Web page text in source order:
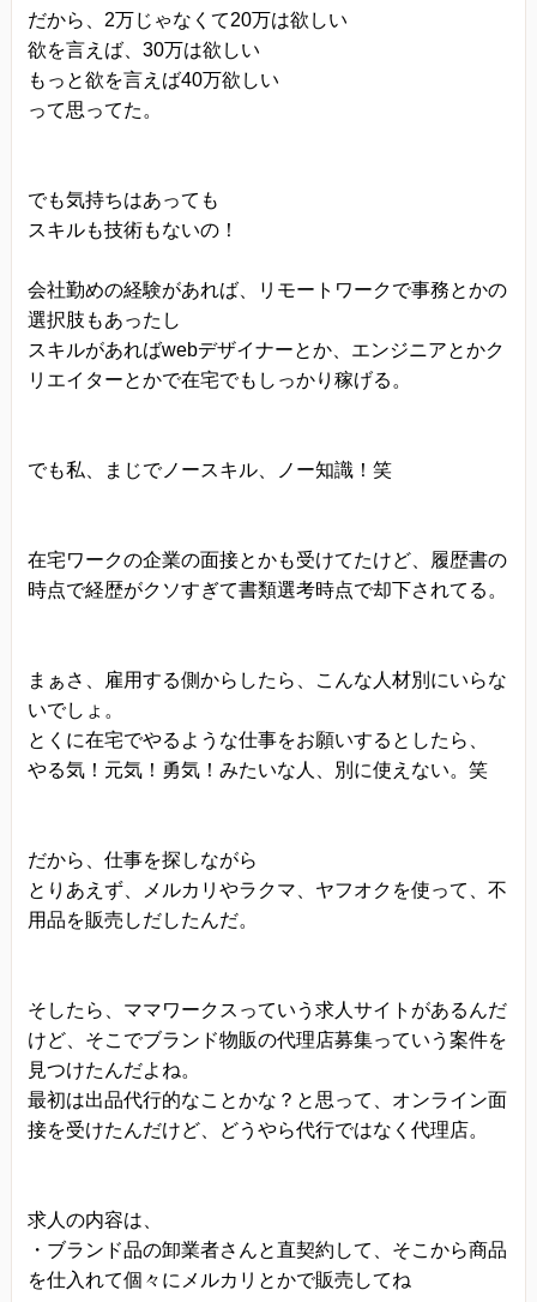
だから、2万じゃなくて20万は欲しい
欲を言えば、30万は欲しい
もっと欲を言えば40万欲しい
って思ってた。
でも気持ちはあっても
スキルも技術もないの！
会社勤めの経験があれば、リモートワークで事務とかの
選択肢もあったし
スキルがあればwebデザイナーとか、エンジニアとかク
リエイターとかで在宅でもしっかり稼げる。
でも私、まじでノースキル、ノー知識！笑
在宅ワークの企業の面接とかも受けてたけど、履歴書の
時点で経歴がクソすぎて書類選考時点で却下されてる。
まぁさ、雇用する側からしたら、こんな人材別にいらな
いでしょ。
とくに在宅でやるような仕事をお願いするとしたら、
やる気！元気！勇気！みたいな人、別に使えない。笑
だから、仕事を探しながら
とりあえず、メルカリやラクマ、ヤフオクを使って、不
用品を販売しだしたんだ。
そしたら、ママワークスっていう求人サイトがあるんだ
けど、そこでブランド物販の代理店募集っていう案件を
見つけたんだよね。
最初は出品代行的なことかな？と思って、オンライン面
接を受けたんだけど、どうやら代行ではなく代理店。
求人の内容は、
・ブランド品の卸業者さんと直契約して、そこから商品
を仕入れて個々にメルカリとかで販売してね